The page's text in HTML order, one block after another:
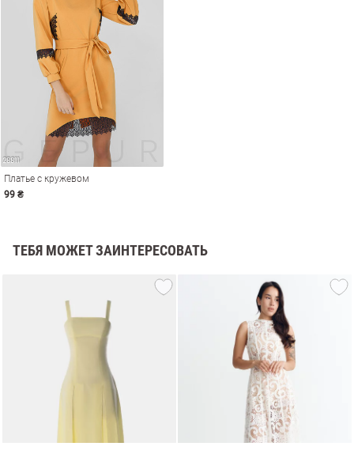
Платье с кружевом
99 ₴
ТЕБЯ МОЖЕТ ЗАИНТЕРЕСОВАТЬ